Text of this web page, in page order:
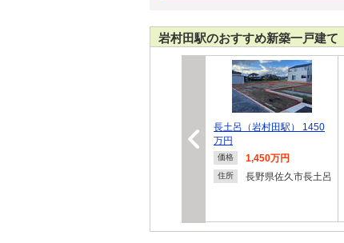
岩村田駅のおすすめ新築一戸建て
長土呂（岩村田駅） 1450
万円
価格 1,450万円
住所 長野県佐久市長土呂